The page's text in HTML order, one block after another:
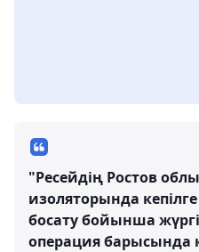
"Ресейдің Ростов
изоляторында
босату бойынша
операция барысында